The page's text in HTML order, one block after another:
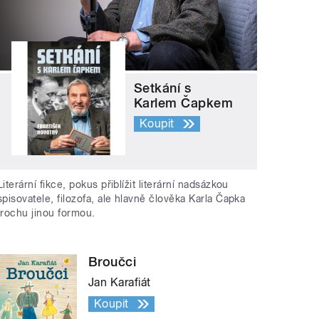
Setkání s
Karlem Čapkem
Koupit
fikce, pokus přiblížit literární nadsázkou
filozofa, ale hlavně člověka Karla Čapka
jinou formou.
Broučci
Jan Karafiát
Koupit